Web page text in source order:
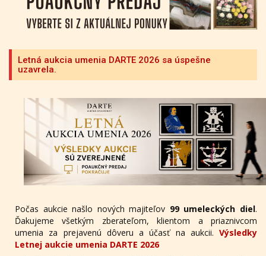
Letná aukcia umenia DARTE 2026 sa úspešne
uzavrela.
Počas aukcie našlo nových majiteľov 99 umeleckých diel.
Ďakujeme všetkým zberateľom, klientom a priaznivcom
umenia za prejavenú dôveru a účasť na aukcii. Výsledky
Letnej aukcie umenia DARTE 2026